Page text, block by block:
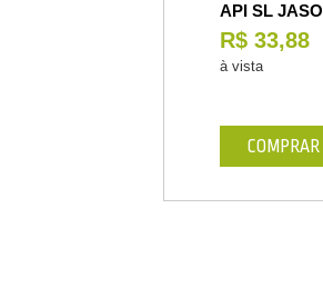
API SL
R$ 33,88
à vista
COMPRAR